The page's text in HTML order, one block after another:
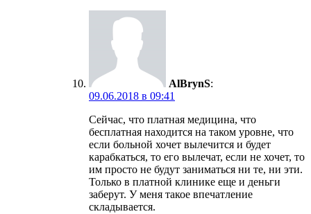
AlBrynS:
09.06.2018 в 09:41
Сейчас, что платная медицина, что
бесплатная находится на таком уровне, что
если больной хочет вылечится и будет
карабкаться, то его вылечат, если не хочет, то
им просто не будут заниматься ни те, ни эти.
Только в платной клинике еще и деньги
заберут. У меня такое впечатление
складывается.